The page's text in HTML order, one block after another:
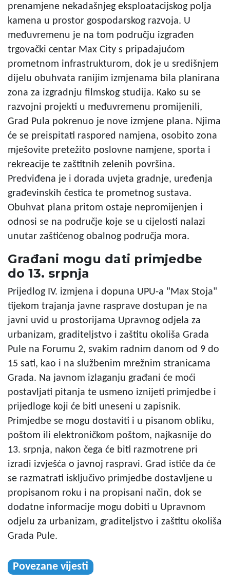
prenamjene nekadašnjeg eksploatacijskog polja
kamena u prostor gospodarskog razvoja. U
međuvremenu je na tom području izgrađen
trgovački centar Max City s pripadajućom
prometnom infrastrukturom, dok je u središnjem
dijelu obuhvata ranijim izmjenama bila planirana
zona za izgradnju filmskog studija. Kako su se
razvojni projekti u međuvremenu promijenili,
Grad Pula pokrenuo je nove izmjene plana. Njima
će se preispitati raspored namjena, osobito zona
mješovite pretežito poslovne namjene, sporta i
rekreacije te zaštitnih zelenih površina.
Predviđena je i dorada uvjeta gradnje, uređenja
građevinskih čestica te prometnog sustava.
Obuhvat plana pritom ostaje nepromijenjen i
odnosi se na područje koje se u cijelosti nalazi
unutar zaštićenog obalnog područja mora.
Građani mogu dati primjedbe
do 13. srpnja
Prijedlog IV. izmjena i dopuna UPU-a "Max Stoja"
tijekom trajanja javne rasprave dostupan je na
javni uvid u prostorijama Upravnog odjela za
urbanizam, graditeljstvo i zaštitu okoliša Grada
Pule na Forumu 2, svakim radnim danom od 9 do
15 sati, kao i na službenim mrežnim stranicama
Grada. Na javnom izlaganju građani će moći
postavljati pitanja te usmeno iznijeti primjedbe i
prijedloge koji će biti uneseni u zapisnik.
Primjedbe se mogu dostaviti i u pisanom obliku,
poštom ili elektroničkom poštom, najkasnije do
13. srpnja, nakon čega će biti razmotrene pri
izradi izvješća o javnoj raspravi. Grad ističe da će
se razmatrati isključivo primjedbe dostavljene u
propisanom roku i na propisani način, dok se
dodatne informacije mogu dobiti u Upravnom
odjelu za urbanizam, graditeljstvo i zaštitu okoliša
Grada Pule.
Povezane vijesti